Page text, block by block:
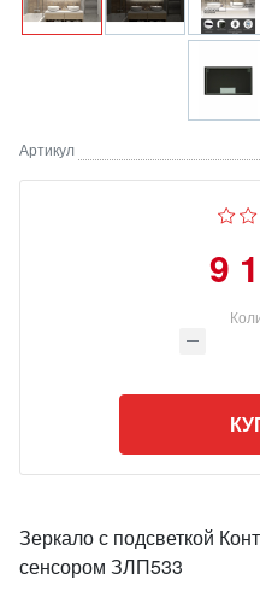
Артикул
9
Зеркало с подсветкой
сенсором ЗЛП533